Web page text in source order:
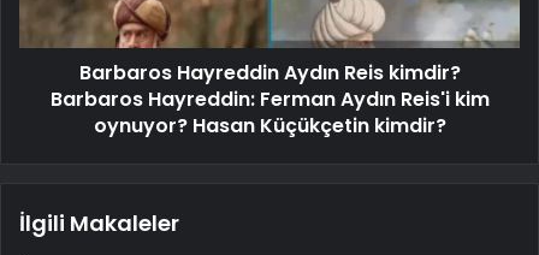
Barbaros Hayreddin Aydın Reis kimdir?
Barbaros Hayreddin: Ferman Aydın Reis'i kim
oynuyor? Hasan Küçükçetin kimdir?
İlgili Makaleler